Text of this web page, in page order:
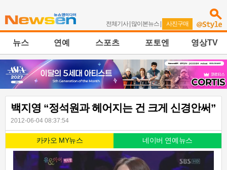
전체기사| 많이본뉴스 | 사진구매
뉴스 연예 스포츠 포토엔 영상TV
백지영 “정석원과 헤어지는 건 크게 신경안써”
2012-06-04 08:37:54
카카오 MY뉴스 네이버 연예뉴스